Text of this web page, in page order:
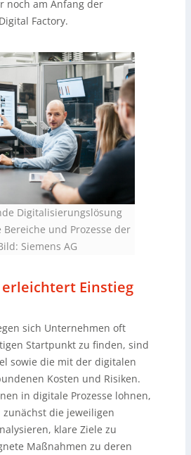
noch am Anfang der
Factory.
Digitalisierungslösung
und Prozesse der
Siemens AG
Einstieg
sich Unternehmen oft
Startpunkt zu finden, sind
sowie die mit der digitalen
Kosten und Risiken.
in digitale Prozesse lohnen,
die jeweiligen
klare Ziele zu
Maßnahmen zu deren